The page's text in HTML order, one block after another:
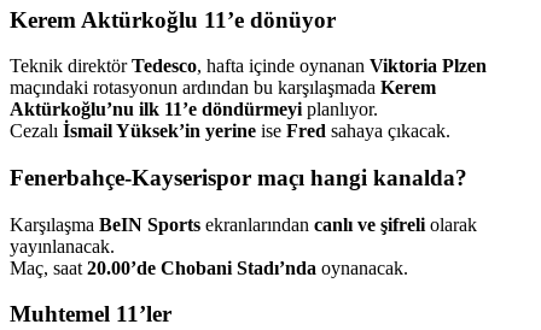
Kerem Aktürkoğlu 11’e dönüyor
Teknik direktörTedesco, hafta içinde oynanan Viktoria Plzen
maçındaki rotasyonun ardından bu karşılaşmada Kerem
Aktürkoğlu’nu ilk 11’e döndürmeyi planlıyor.
Cezalı İsmail Yüksek’in yerine ise Fred sahaya çıkacak.
Fenerbahçe-Kayserispor maçı hangi kanalda?
Karşılaşma BeIN Sports ekranlarından canlı ve şifreli olarak
yayınlanacak.
Maç, saat 20.00’de Chobani Stadı’nda oynanacak.
Muhtemel 11’ler